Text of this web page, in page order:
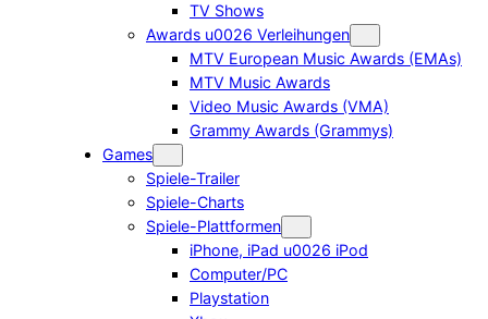
TV Shows
Awards u0026 Verleihungen
MTV European Music Awards (EMAs)
MTV Music Awards
Video Music Awards (VMA)
Grammy Awards (Grammys)
Games
Spiele-Trailer
Spiele-Charts
Spiele-Plattformen
iPhone, iPad u0026 iPod
Computer/PC
Playstation